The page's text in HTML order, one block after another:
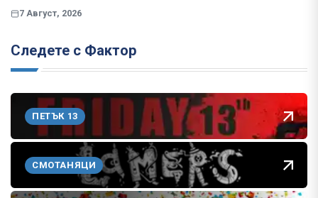
7 Август, 2026
Следете с Фактор
ПЕТЪК 13
СМОТАНЯЦИ